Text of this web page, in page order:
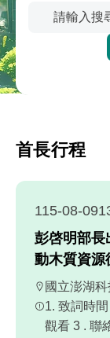
搜尋關鍵字
輸入關鍵字
熱門關鍵字
首長行程
115-08-09
彭啓明部長
動木質資源
國立澎湖
1. 致詞時
觀看 3 . 聯